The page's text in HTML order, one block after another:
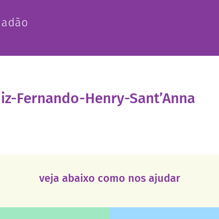
Fernando-Henry-Sant’Anna
veja abaixo como nos ajudar